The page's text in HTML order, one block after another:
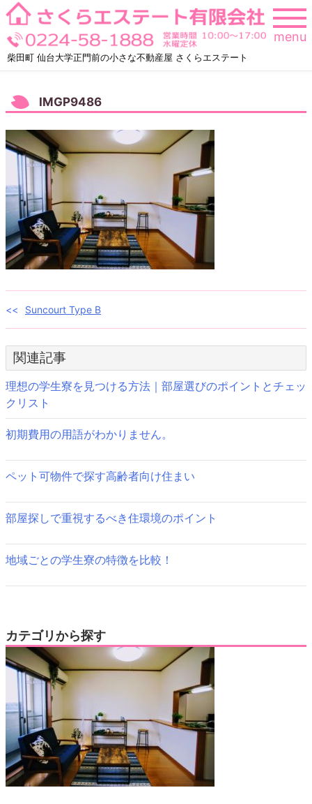
Skip
to
content
柴田町 仙台大学正門前の小さな不動産屋 さくらエステート
menu
IMGP9486
投
ナ
ビ
ゲ
ー
シ
ン
Suncourt Type B
関連記事
理想の学生寮を見つける方法｜部屋選びのポイントとチェッ
クリスト
初期費用の用語がわかりません。
ペット可物件で探す高齢者向け住まい
部屋探しで重視するべき住環境のポイント
地域ごとの学生寮の特徴を比較！
カテゴリから探す